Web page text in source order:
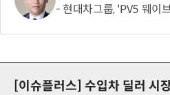
현대차그룹, 'PV5 웨이브' 기술 스토
[이슈플러스] 수입차 딜러 시